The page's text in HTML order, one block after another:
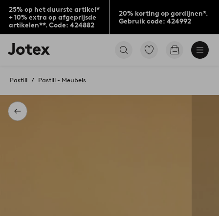
25% op het duurste artikel*
+ 10% extra op afgeprijsde
artikelen**. Code: 424882
20% korting op gordijnen*.
Gebruik code: 424992
Jotex
logo
to
home
page
Ga
Go
Terug
Pastill Pastill - Meubels